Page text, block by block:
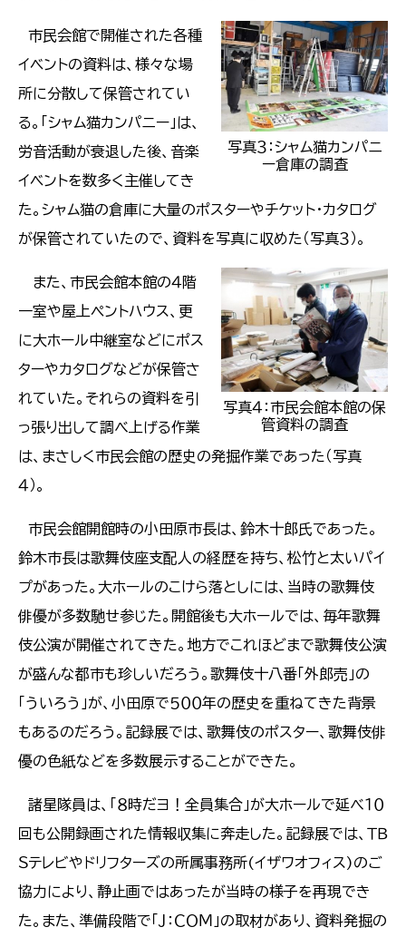
写真３：シャム猫カンパニ
ー倉庫の調査
市民会館で開催された各種
イベントの資料は、様々な場
所に分散して保管されてい
る。「シャム猫カンパニー」は、
労音活動が衰退した後、音楽
イベントを数多く主催してき
た。シャム猫の倉庫に大量のポスターやチケット・カタログ
が保管されていたので、資料を写真に収めた（写真３）。
写真４：市民会館本館の保
管資料の調査
また、市民会館本館の４階
一室や屋上ペントハウス、更
に大ホール中継室などにポス
ターやカタログなどが保管さ
れていた。それらの資料を引
っ張り出して調べ上げる作業
は、まさしく市民会館の歴史の発掘作業であった（写真
４）。
市民会館開館時の小田原市長は、鈴木十郎氏であった。
鈴木市長は歌舞伎座支配人の経歴を持ち、松竹と太いパイ
プがあった。大ホールのこけら落としには、当時の歌舞伎
俳優が多数馳せ参じた。開館後も大ホールでは、毎年歌舞
伎公演が開催されてきた。地方でこれほどまで歌舞伎公演
が盛んな都市も珍しいだろう。歌舞伎十八番「外郎売」の
「ういろう」が、小田原で５００年の歴史を重ねてきた背景
もあるのだろう。記録展では、歌舞伎のポスター、歌舞伎俳
優の色紙などを多数展示することができた。
諸星隊員は、「８時だヨ！全員集合」が大ホールで延べ１０
回も公開録画された情報収集に奔走した。記録展では、ＴＢ
Ｓテレビやドリフターズの所属事務所(イザワオフィス)のご
協力により、静止画ではあったが当時の様子を再現でき
た。また、準備段階で「Ｊ：ＣＯＭ」の取材があり、資料発掘の